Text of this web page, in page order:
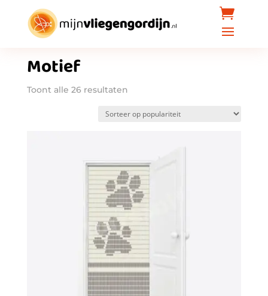
Home
Motief
Toont alle 26 resultatenGesorteerd
populariteit